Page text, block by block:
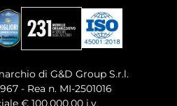
di G&D Group S.r.l.
- Rea n. MI-2501016
€ 100.000,00 i.v.